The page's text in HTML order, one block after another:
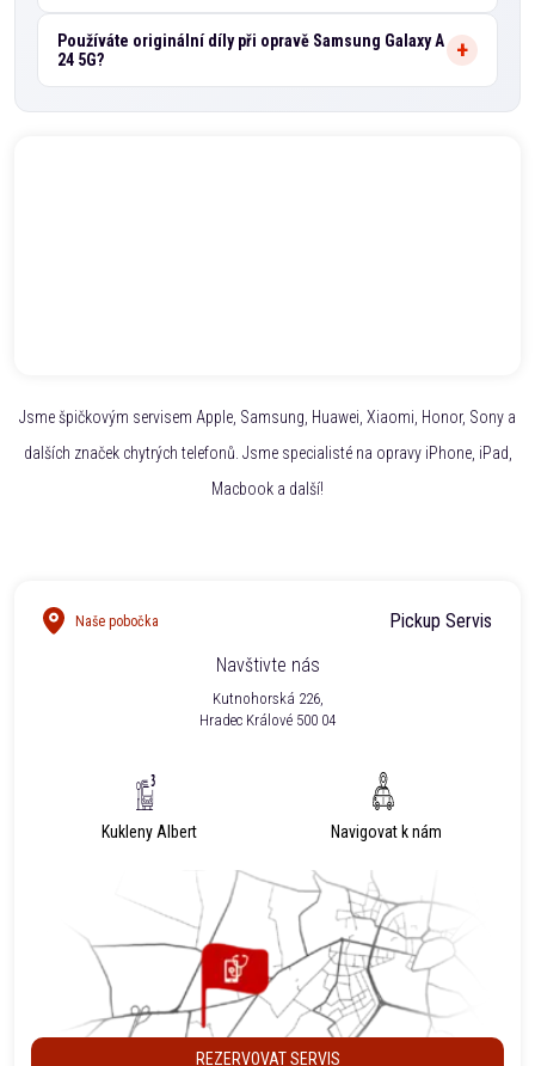
Používáte originální díly při opravě Samsung Galaxy A
24 5G?
Jsme špičkovým servisem Apple, Samsung, Huawei, Xiaomi, Honor, Sony a
dalších značek chytrých telefonů. Jsme specialisté na opravy iPhone, iPad,
Macbook a další!
Naše pobočka
Pickup Servis
Navštivte nás
Kutnohorská 226,
Hradec Králové 500 04
Kukleny Albert Navigovat k nám
REZERVOVAT SERVIS